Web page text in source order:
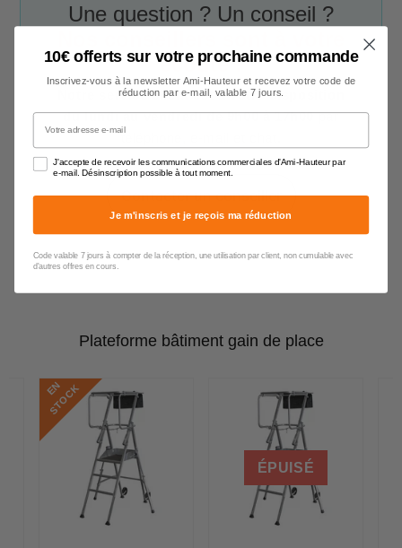
Une question ? Un conseil ?
écoute !
Notre service client est à votre disposition
du lundi au vendredi de 9h00 à 17h00par
téléphone, e-mail et chat.
Contacter un conseiller
Plateforme bâtiment gain de place
E
N
S
T
O
C
K
ÉPUISÉ
10€ offerts sur votre prochaine commande
Inscrivez-vous à la newsletter Ami-Hauteur et recevez votre code de
réduction par e-mail, valable 7 jours.
Votre adresse e-mail
J'accepte de recevoir les communications commerciales d'Ami-Hauteur par
e-mail. Désinscription possible à tout moment.
Je m'inscris et je reçois ma réduction
Code valable 7 jours à compter de la réception, une utilisation par client, non cumulable avec
d'autres offres en cours.